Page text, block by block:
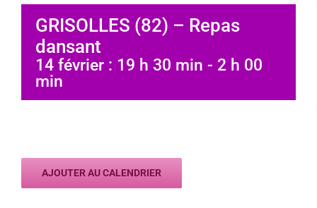
GRISOLLES (82) – Repas
dansant
14 février : 19 h 30 min - 2 h 00
min
AJOUTER AU CALENDRIER